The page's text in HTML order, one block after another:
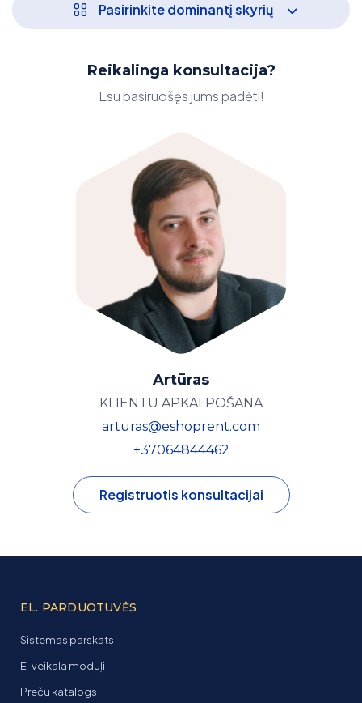
Pasirinkite dominantį skyrių
Reikalinga konsultacija?
Esu pasiruošęs jums padėti!
Artūras
KLIENTU APKALPOŠANA
arturas@eshoprent.com
+37064844462
Registruotis konsultacijai
EL. PARDUOTUVĖS
Sistēmas pārskats
E-veikala moduļi
Preču katalogs